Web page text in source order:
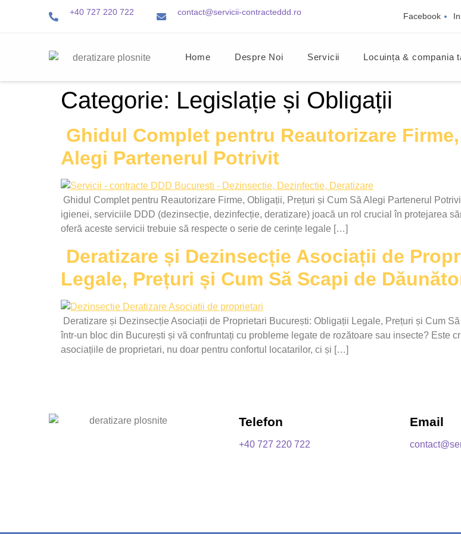
+40 727 220 722 contact@servicii-contracteddd.ro Facebook
Home Despre Noi Servicii Locuința & compania
Categorie: Legislație și Obligații
Ghidul Complet pentru Reautorizare
Alegi Partenerul Potrivit
Ghidul Complet pentru Reautorizare Firme, Obligații, Prețuri și Cum Să Alegi Partenerul
igienei, serviciile DDD (dezinsecție, dezinfecție, deratizare) joacă un rol crucial în protejarea
oferă aceste servicii trebuie să respecte o serie de cerințe legale […]
Deratizare și Dezinsecție Asociații de
Legale, Prețuri și Cum Să Scapi de
Deratizare și Dezinsecție Asociații de Proprietari București: Obligații Legale, Prețuri și Cum
într-un bloc din București și vă confruntați cu probleme legate de rozătoare sau insecte? Este
asociațiile de proprietari, nu doar pentru confortul locatarilor, ci și […]
Telefon
+40 727 220 722
Email